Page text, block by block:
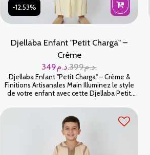
-12.53%
Djellaba Enfant "Petit Charga" –
Crème
399
د.م. 349 د.م.
Djellaba Enfant "Petit Charga" – Crème &
Finitions Artisanales Main Illuminez le style
de votre enfant avec cette Djellaba Petit
chaleureuse qu'un blanc classique, cette
teinte crème apporte une élégance tendre
et raffinée, idéale pour les célébrations
familiales. Chaque pièce est sublimée par des
finitions faites main, garantissant un
vêtement d'exception pour les plus petits.